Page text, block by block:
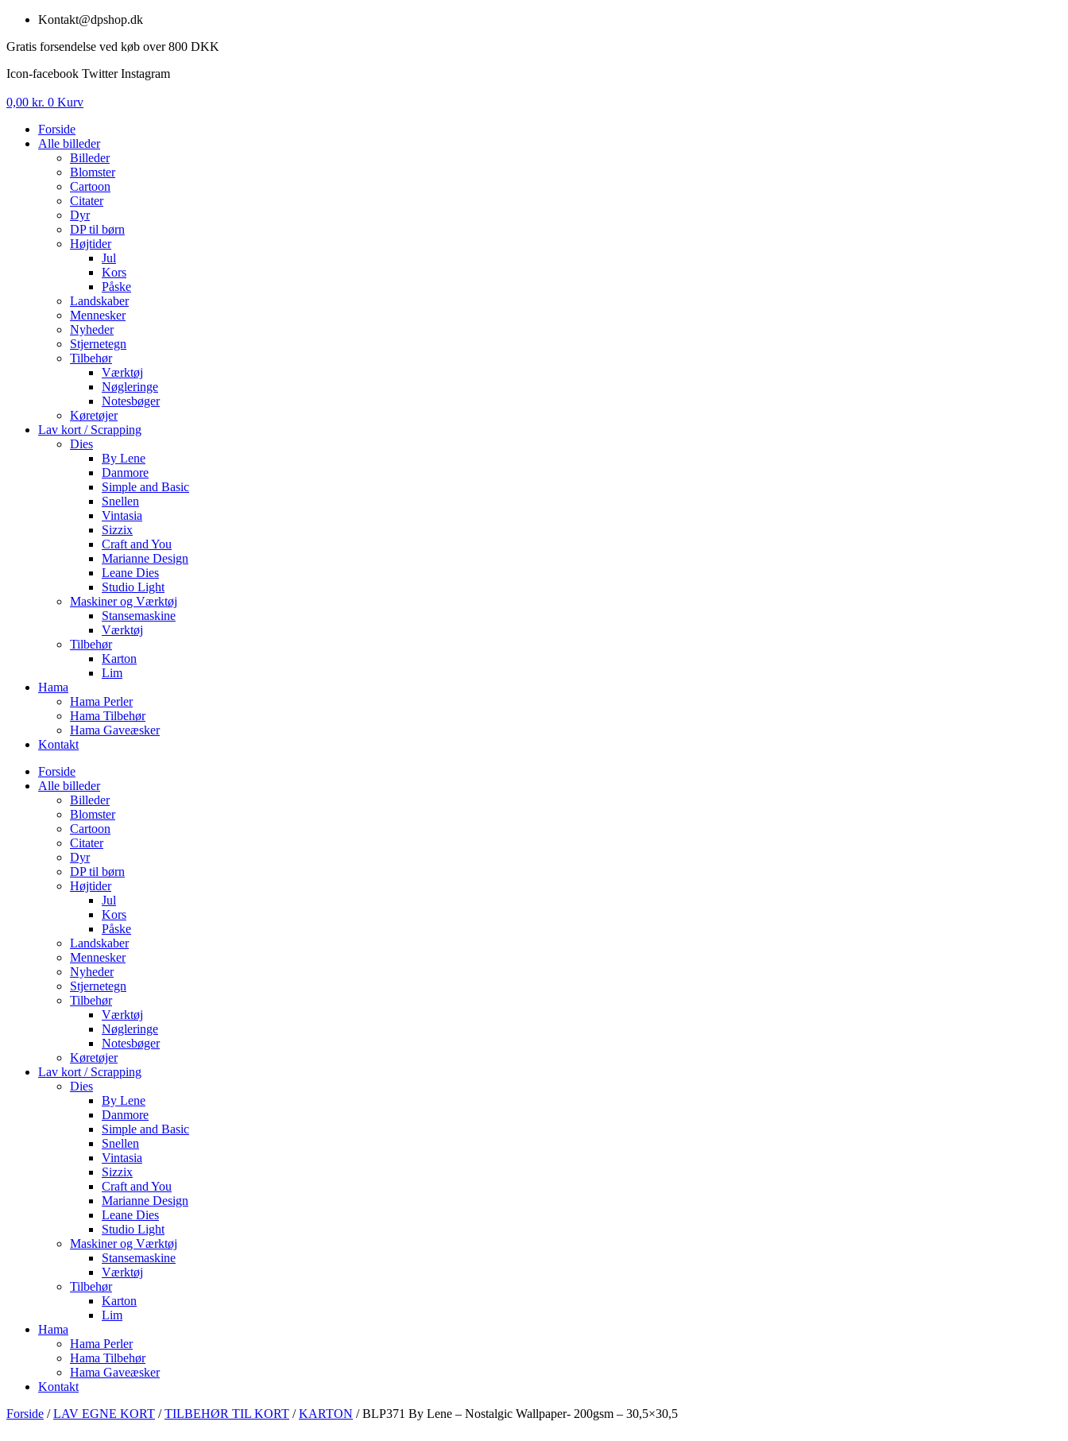
Videre
indhold
Kontakt@dpshop.dk
Gratis forsendelse ved køb over 800 DKK
Icon-facebook Twitter Instagram
0,00 kr. 0 Kurv
Forside
Alle billeder
Billeder
Blomster
Cartoon
Citater
Dyr
DP til børn
Højtider
Jul
Kors
Påske
Landskaber
Mennesker
Nyheder
Stjernetegn
Tilbehør
Værktøj
Nøgleringe
Notesbøger
Køretøjer
Lav kort / Scrapping
Dies
By Lene
Danmore
Simple and Basic
Snellen
Vintasia
Sizzix
Craft and You
Marianne Design
Leane Dies
Studio Light
Maskiner og Værktøj
Stansemaskine
Værktøj
Tilbehør
Karton
Lim
Hama
Hama Perler
Hama Tilbehør
Hama Gaveæsker
Kontakt
Forside
Alle billeder
Billeder
Blomster
Cartoon
Citater
Dyr
DP til børn
Højtider
Jul
Kors
Påske
Landskaber
Mennesker
Nyheder
Stjernetegn
Tilbehør
Værktøj
Nøgleringe
Notesbøger
Køretøjer
Lav kort / Scrapping
Dies
By Lene
Danmore
Simple and Basic
Snellen
Vintasia
Sizzix
Craft and You
Marianne Design
Leane Dies
Studio Light
Maskiner og Værktøj
Stansemaskine
Værktøj
Tilbehør
Karton
Lim
Hama
Hama Perler
Hama Tilbehør
Hama Gaveæsker
Kontakt
Forside /LAV EGNE KORT /TILBEHØR TIL KORT /KARTON / BLP371 By Lene – Nostalgic Wallpaper- 200gsm – 30,5×30,5